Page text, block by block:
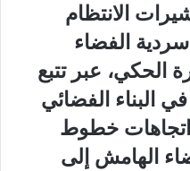
الانتظام
سردية الفضاء
الحكي، عبر تتبع
البناء الفضائي
خطوط
الهامش إلى